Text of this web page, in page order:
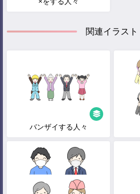
関連イラスト
バンザイする人々